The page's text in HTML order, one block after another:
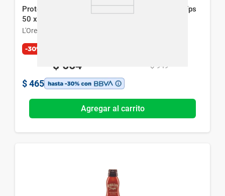
Protector Solar L'Oréal París Expertise Supreme Fps
50 x 200 ml
L'Oreal París
-30%
$ 664 $ 949
$ 465
Agregar al carrito